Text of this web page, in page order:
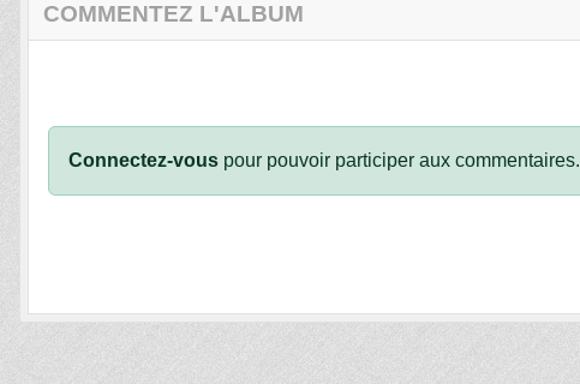
COMMENTEZ L'ALBUM
Connectez-vous pour pouvoir participer aux commentaires.